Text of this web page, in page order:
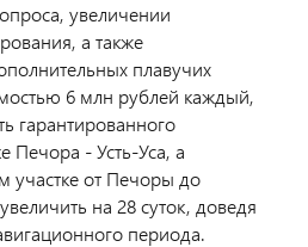
увеличении
а также
плавучих
6 млн рублей каждый,
гарантированного
Печора - Усть-Уса, а
участке от Печоры до
на 28 суток, доведя
периода.